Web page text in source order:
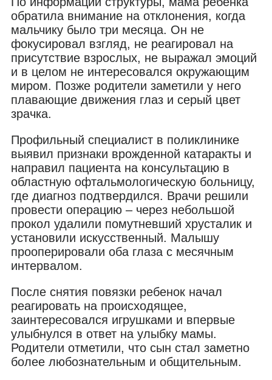
обратила внимание на отклонения, когда
мальчику было три месяца. Он не
фокусировал взгляд, не реагировал на
присутствие взрослых, не выражал эмоций
и в целом не интересовался окружающим
миром. Позже родители заметили у него
плавающие движения глаз и серый цвет
зрачка.
Профильный специалист в поликлинике
выявил признаки врожденной катаракты и
направил пациента на консультацию в
областную офтальмологическую больницу,
где диагноз подтвердился. Врачи решили
провести операцию – через небольшой
прокол удалили помутневший хрусталик и
установили искусственный. Малышу
прооперировали оба глаза с месячным
интервалом.
После снятия повязки ребенок начал
реагировать на происходящее,
заинтересовался игрушками и впервые
улыбнулся в ответ на улыбку мамы.
Родители отметили, что сын стал заметно
более любознательным и общительным.